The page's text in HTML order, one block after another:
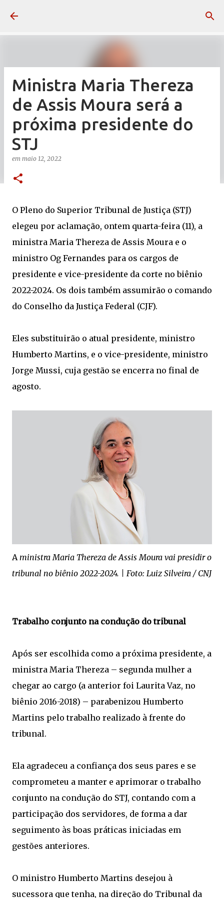
Ministra Maria Thereza
de Assis Moura será a
próxima presidente do
STJ
em maio 12, 2022
O Pleno do Superior Tribunal de Justiça (STJ)
elegeu por aclamação, ontem quarta-feira (11), a
ministra Maria Thereza de Assis Moura e o
ministro Og Fernandes para os cargos de
presidente e vice-presidente da corte no biênio
2022-2024. Os dois também assumirão o comando
do Conselho da Justiça Federal (CJF).
Eles substituirão o atual presidente, ministro
Humberto Martins, e o vice-presidente, ministro
Jorge Mussi, cuja gestão se encerra no final de
agosto.​​​​​​​​​
A ministra Maria Thereza de Assis Moura vai presidir o
tribunal no biênio 2022-2024. | Foto: Luiz Silveira / CNJ​
Trabalho conjunto na condução do tribunal
Após ser escolhida como a próxima presidente, a
ministra Maria Thereza – segunda mulher a
chegar ao cargo (a anterior foi Laurita Vaz, no
biênio 2016-2018) – parabenizou Humberto
Martins pelo trabalho realizado à frente do
tribunal.
Ela agradeceu a confiança dos seus pares e se
comprometeu a manter e aprimorar o trabalho
conjunto na condução do STJ, contando com a
participação dos servidores, de forma a dar
seguimento às boas práticas iniciadas em
gestões anteriores.
O ministro Humberto Martins desejou à
sucessora que tenha, na direção do Tribunal da